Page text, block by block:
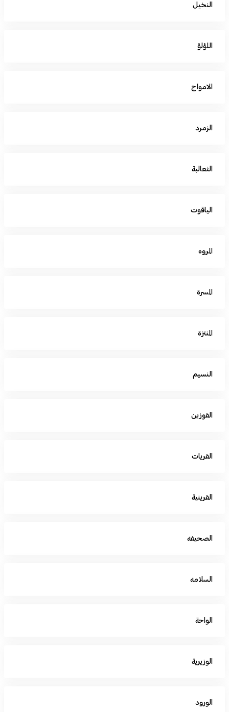
النخيل
اللؤلؤ
الامواج
الزمرد
الثعالبة
الياقوت
المروه
المسرة
المنتزة
النسيم
القوزين
القريات
القرينية
الصحيفه
السلامه
الواحة
الوزيرية
الورود